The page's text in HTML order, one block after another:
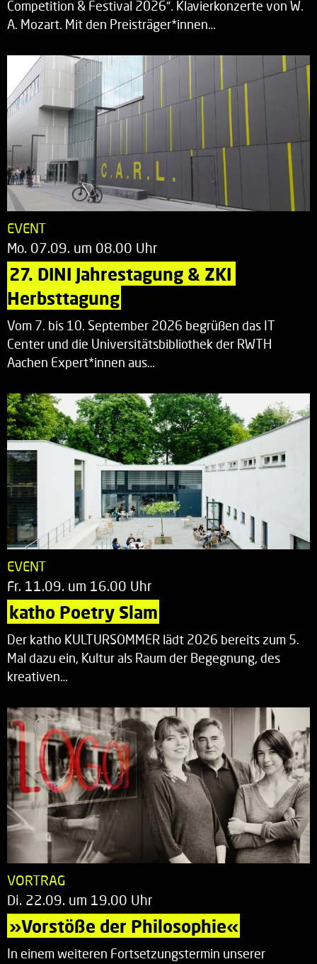
Competition & Festival 2026“. Klavierkonzerte von W.
A. Mozart. Mit den Preisträger*innen…
EVENT
Mo. 07.09. um 08.00 Uhr
27. DINI Jahrestagung & ZKI
Herbsttagung
Vom 7. bis 10. September 2026 begrüßen das IT
Center und die Universitätsbibliothek der RWTH
Aachen Expert*innen aus…
EVENT
Fr. 11.09. um 16.00 Uhr
katho Poetry Slam
Der katho KULTURSOMMER lädt 2026 bereits zum 5.
Mal dazu ein, Kultur als Raum der Begegnung, des
kreativen…
VORTRAG
Di. 22.09. um 19.00 Uhr
»Vorstöße der Philosophie«
In einem weiteren Fortsetzungstermin unserer